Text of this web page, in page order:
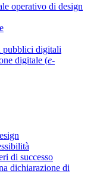
operativo di design
pubblici digitali
digitale (e-
di successo
dichiarazione di